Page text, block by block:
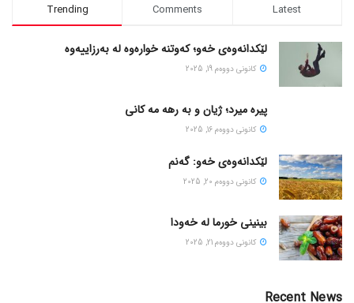
Trending Comments Latest
لێکدانەوەی خەو؛ کەوتنە خوارەوە لە بەرزاییەوە
كانونی دووه‌م 19, 2025
پیره میرد؛ ژیان و به رهه مه کانی
كانونی دووه‌م 16, 2025
لێکدانەوەی خەو: گەنم
كانونی دووه‌م 20, 2025
بینینی خورما لە خەودا
كانونی دووه‌م 21, 2025
Recent News